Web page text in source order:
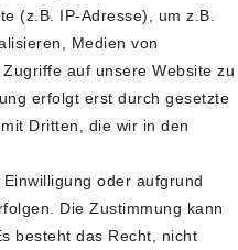
(z.B. IP-Adresse), um z.B.
Medien von
auf unsere Website zu
erfolgt erst durch gesetzte
Dritten, die wir in den
oder aufgrund
Die Zustimmung kann
besteht das Recht, nicht